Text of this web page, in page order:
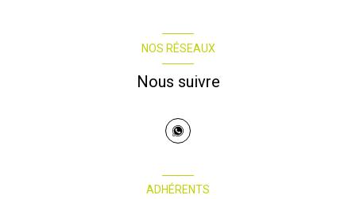
NOS RÉSEAUX
Nous suivre
ADHÉRENTS